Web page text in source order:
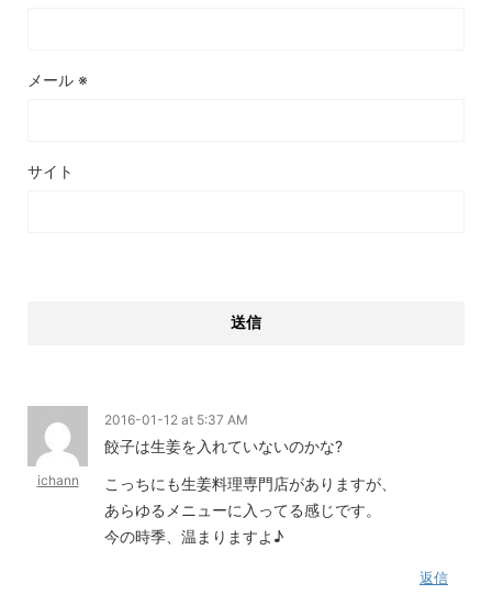
メール ※
サイト
ichann
2016-01-12 at 5:37 AM
餃子は生姜を入れていないのかな?
こっちにも生姜料理専門店がありますが、
あらゆるメニューに入ってる感じです。
今の時季、温まりますよ♪
返信